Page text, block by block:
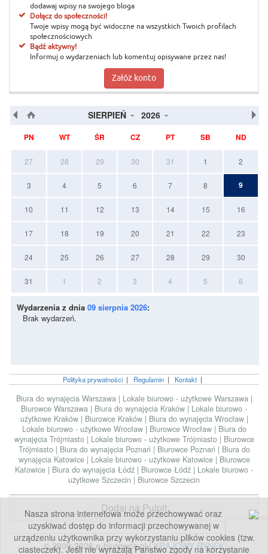
Nasza strona internetowa może przechowywać oraz
uzyskiwać dostęp do informacji przechowywanej w
urządzeniu użytkownika przy wykorzystaniu plików cookies (tzw.
ciasteczek). Jeśli nie wyrażają Państwo zgody na korzystanie
dodawaj wpisy na swojego bloga
Dołącz do społeczności!
Twoje wpisy mogą być widoczne na wszystkich Twoich profilach
społecznościowych
Bądź aktywny!
Informuj o wydarzeniach lub komentuj opisywane przez nas!
Załóż konto
SIERPIEŃ 2026
PN WT ŚR CZ PT SB ND
27 28 29 30 31 1 2
3 4 5 6 7 8 9
10 11 12 13 14 15 16
17 18 19 20 21 22 23
24 25 26 27 28 29 30
31 1 2 3 4 5 6
Wydarzenia z dnia 09 sierpnia 2026:
Brak wydarzeń.
Polityka prywatności| Regulamin| Kontakt|
Biura do wynajęcia Warszawa | Lokale biurowo - użytkowe Warszawa |
Biurowce Warszawa | Biura do wynajęcia Kraków | Lokale biurowo -
użytkowe Kraków | Biurowce Kraków | Biura do wynajęcia Wrocław |
Lokale biurowo - użytkowe Wrocław | Biurowce Wrocław | Biura do
wynajęcia Trójmiasto | Lokale biurowo - użytkowe Trójmiasto | Biurowce
Trójmiasto | Biura do wynajęcia Poznań | Biurowce Poznań | Biura do
wynajęcia Katowice | Lokale biurowo - użytkowe Katowice | Biurowce
Katowice | Biura do wynajęcia Łódź | Biurowce Łódź | Lokale biurowo -
użytkowe Szczecin | Biurowce Szczecin
Dodaj na Pulpit
© 2009-2026 e-biurowce.pl |KRAJOWY RYNEK